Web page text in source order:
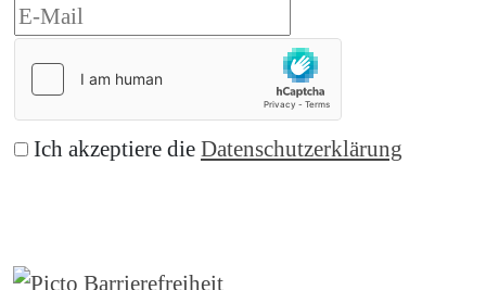
Ich akzeptiere die Datenschutzerklärung